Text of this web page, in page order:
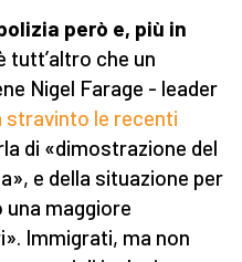
però e, più in
tutt’altro che un
Nigel Farage - leader
stravinto le recenti
di «dimostrazione del
e della situazione per
una maggiore
Immigrati, ma non